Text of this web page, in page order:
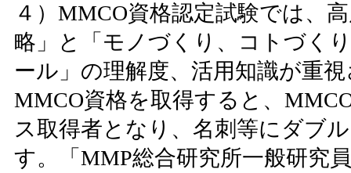
４）MMCO資格認定試験では、
略」と「モノづくり、コトづく
ール」の理解度、活用知識が重
MMCO資格を取得すると、
ス取得者となり、名刺等にダブ
す。「MMP総合研究所一般研究